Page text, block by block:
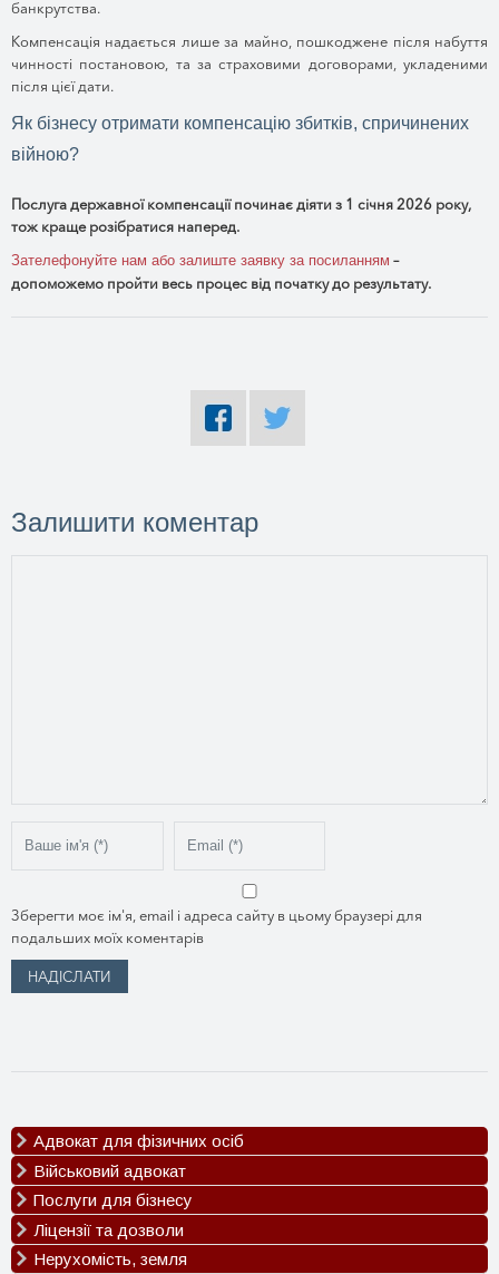
банкрутства.
Компенсація надається лише за майно, пошкоджене після набуття
чинності постановою, та за страховими договорами, укладеними
після цієї дати.
Як бізнесу отримати компенсацію збитків, спричинених
війною?
Послуга державної компенсації починає діяти з 1 січня 2026 року,
тож краще розібратися наперед.
Зателефонуйте нам або залиште заявку за посиланням –
допоможемо пройти весь процес від початку до результату.
Залишити коментар
Зберегти моє ім'я, email і адреса сайту в цьому браузері для
подальших моїх коментарів
Адвокат для фізичних осіб
Сімейні спори
Спадкові спори
Трудові спори
ДТП
Військовий адвокат
Оскарження ВЛК
Відстрочка від мобілізації
Виплати за поранення
Послуги для бізнесу
Реєстрація ТОВ
Реєстрація ФОП
Ліцензії та дозволи
Ліцензія на пальне
Нерухомість, земля